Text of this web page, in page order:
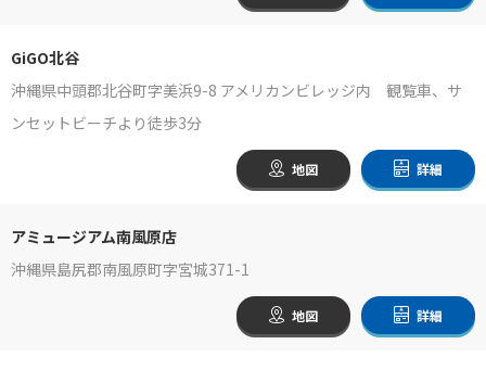
GiGO北谷
沖縄県中頭郡北谷町字美浜9-8 アメリカンビレッジ内 観覧車、サ
ンセットビーチより徒歩3分
地図 詳細
アミュージアム南風原店
沖縄県島尻郡南風原町字宮城371-1
地図 詳細